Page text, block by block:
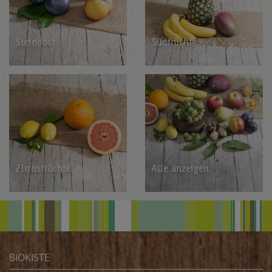
Stein­obst Süd­früch­te
Zi­trus­früch­te Alle an­zei­gen
BIOKISTE